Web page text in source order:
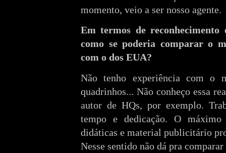
momento, veio a ser nosso agente.
Em termos de reconhecimento
como se poderia comparar o
com o dos EUA?
Não tenho experiência com o
quadrinhos... Não conheço essa
autor de HQs, por exemplo.
tempo e dedicação. O
didáticas e material publicitário
Nesse sentido não dá pra